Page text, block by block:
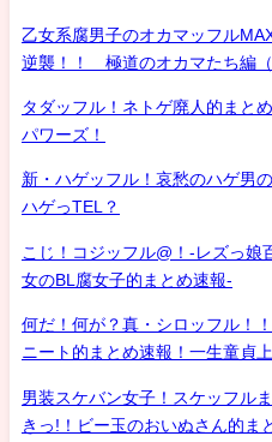
乙女系腐男子のオカマッフル
逆襲！！ 極道のオカマたち編（
タダッフル！ネトゲ廃人的まと
パワーズ！
新・ハゲッフル！哀愁のハゲ男
ハゲっTEL？
こじ！コジッフル@！-レズっ娘
女のBL腐女子的まとめ速報-
何だ！何が？真・シロッフル
ニート的まとめ速報！一生童貞
男装スケバン女子！スケッフル
きっ!！ビー玉のおいぬさん的